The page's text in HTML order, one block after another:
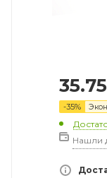
35.75
-35%
Нашли